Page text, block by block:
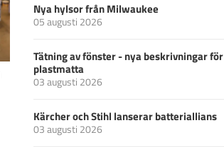
Nya hylsor från Milwaukee
05 augusti 2026
Tätning av fönster - nya beskrivningar för
plastmatta
03 augusti 2026
Kärcher och Stihl lanserar batteriallians
03 augusti 2026